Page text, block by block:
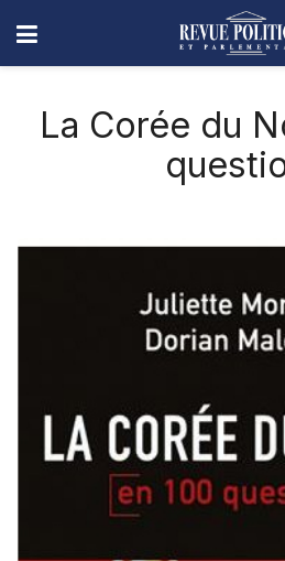
La Corée du